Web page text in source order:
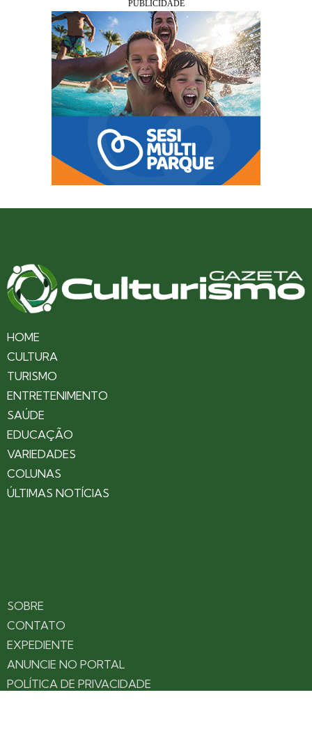
HOME
CULTURA
TURISMO
ENTRETENIMENTO
SAÚDE
EDUCAÇÃO
VARIEDADES
COLUNAS
ÚLTIMAS NOTÍCIAS
SOBRE
CONTATO
EXPEDIENTE
ANUNCIE NO PORTAL
POLÍTICA DE PRIVACIDADE